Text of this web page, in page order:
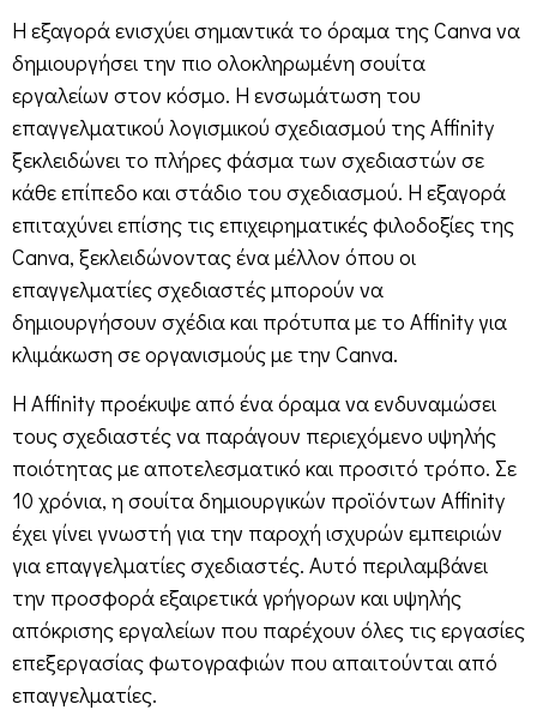
Η εξαγορά ενισχύει σημαντικά το όραμα της Canva να
δημιουργήσει την πιο ολοκληρωμένη σουίτα
εργαλείων στον κόσμο. H ενσωμάτωση του
επαγγελματικού λογισμικού σχεδιασμού της Affinity
ξεκλειδώνει το πλήρες φάσμα των σχεδιαστών σε
κάθε επίπεδο και στάδιο του σχεδιασμού. H εξαγορά
επιταχύνει επίσης τις επιχειρηματικές φιλοδοξίες της
Canva, ξεκλειδώνοντας ένα μέλλον όπου οι
επαγγελματίες σχεδιαστές μπορούν να
δημιουργήσουν σχέδια και πρότυπα με το Affinity για
κλιμάκωση σε οργανισμούς με την Canva.
H Affinity προέκυψε από ένα όραμα να ενδυναμώσει
τους σχεδιαστές να παράγουν περιεχόμενο υψηλής
ποιότητας με αποτελεσματικό και προσιτό τρόπο. Σε
10 χρόνια, η σουίτα δημιουργικών προϊόντων Affinity
έχει γίνει γνωστή για την παροχή ισχυρών εμπειριών
για επαγγελματίες σχεδιαστές. Αυτό περιλαμβάνει
την προσφορά εξαιρετικά γρήγορων και υψηλής
απόκρισης εργαλείων που παρέχουν όλες τις εργασίες
επεξεργασίας φωτογραφιών που απαιτούνται από
επαγγελματίες.